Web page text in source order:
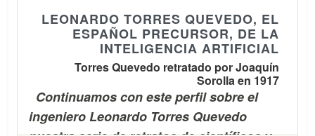
LEONARDO TORRES QUEVEDO, EL
ESPAÑOL PRECURSOR, DE LA
INTELIGENCIA ARTIFICIAL
Torres Quevedo retratado por Joaquín
Sorolla en 1917
Continuamos con este perfil sobre el
ingeniero Leonardo Torres Quevedo